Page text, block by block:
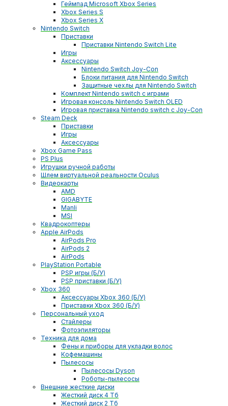
Геймпад Microsoft Xbox Series
Xbox Series S
Xbox Series X
Nintendo Switch
Приставки
Приставки Nintendo Switch Lite
Игры
Аксессуары
Nintendo Switch Joy-Con
Блоки питания для Nintendo Switch
Защитные чехлы для Nintendo Switch
Комплект Nintendo switch с играми
Игровая консоль Nintendo Switch OLED
Игровая приставка Nintendo switch с Joy-Con
Steam Deck
Приставки
Игры
Аксессуары
Xbox Game Pass
PS Plus
Игрушки ручной работы
Шлем виртуальной реальности Oculus
Видеокарты
AMD
GIGABYTE
Manli
MSI
Квадрокоптеры
Apple AirPods
AirPods Pro
AirPods 2
AirPods
PlayStation Portable
PSP игры (Б/У)
PSP приставки (Б/У)
Xbox 360
Аксессуары Xbox 360 (Б/У)
Приставки Xbox 360 (Б/У)
Персональный уход
Стайлеры
Фотоэпиляторы
Техника для дома
Фены и приборы для укладки волос
Кофемашины
Пылесосы
Пылесосы Dyson
Роботы-пылесосы
Внешние жесткие диски
Жесткий диск 4 Тб
Жесткий диск 2 Тб